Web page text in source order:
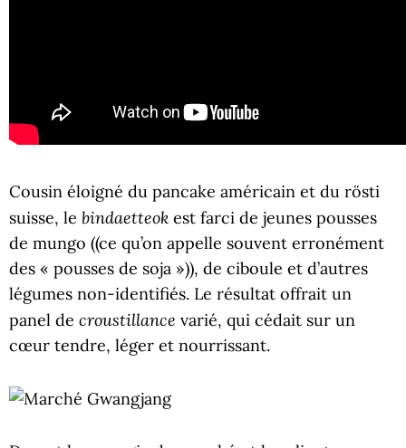
Cousin éloigné du pancake américain et du rösti
suisse, le bindaetteok est farci de jeunes pousses
de mungo ((ce qu’on appelle souvent erronément
des « pousses de soja »)), de ciboule et d’autres
légumes non-identifiés. Le résultat offrait un
panel de croustillance varié, qui cédait sur un
cœur tendre, léger et nourrissant.